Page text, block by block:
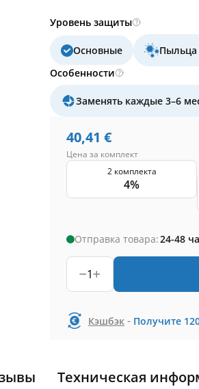
Уровень защиты
Основные
Пыльца
Особенности
Заменять каждые 3–6
40,41 €
Цена за комплект
2 комплекта
4%
Отправка товара:24-48
1
Кэшбэк - Получите
Техническая